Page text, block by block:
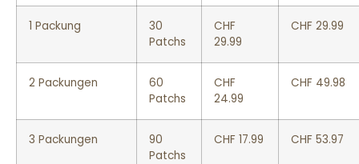
1 Packung
30
Patchs
CHF
29.99
CHF 29.99
2 Packungen
60
Patchs
CHF
24.99
CHF 49.98
3 Packungen
90
Patchs
CHF 17.99 CHF 53.97